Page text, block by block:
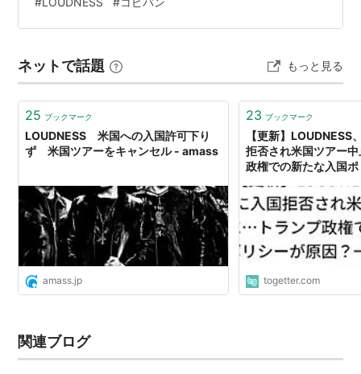
期それぞれの時代を各バンドが演奏するというとんでも
ない企画でした。 普通やらないというか出来ないでしょ
bibachinやってのけましたね。 そんなこんなで私は
tapgymさんにご紹介…
ネットで話題 もっと見る
25 ブックマーク
LOUDNESS 米国への入国許可下り
ず 米国ツアーをキャンセル - amass
amass.jp
23 ブックマーク
【更新】LOUDNESS
拒否され米国ツアー
政権での新たな入国
togetter.com
関連ブログ